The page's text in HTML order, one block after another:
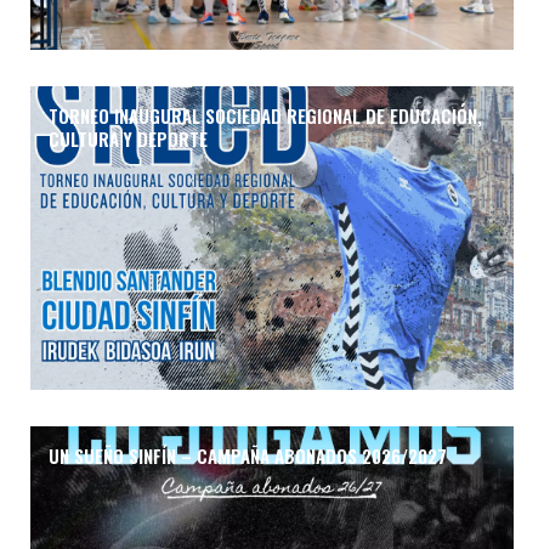
TORNEO INAUGURAL SOCIEDAD REGIONAL DE EDUCACIÓN,
CULTURA Y DEPORTE
UN SUEÑO SINFÍN – CAMPAÑA ABONADOS 2026/2027